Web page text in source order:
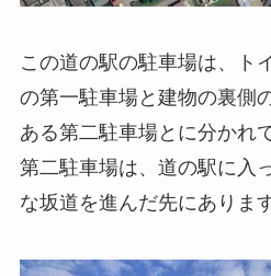
この道の駅の駐車場は、ト
の第一駐車場と建物の裏側
ある第二駐車場とに分かれ
第二駐車場は、道の駅に入
な坂道を進んだ先にあります